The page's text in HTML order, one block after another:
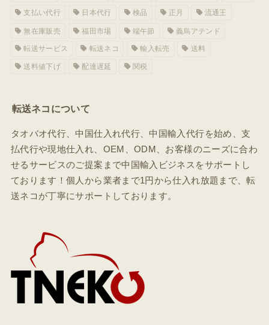
支払い代行 日本代行 検品 正月 流通王
無在庫販売 福田市場 端午節 義烏アテンド
転送サービス 転送ネコ 輸入転売 送料
送料値下げ 配達遅延 関税
転送ネコについて
タオバオ代行、中国仕入れ代行、中国輸入代行を始め、支
払代行や現地仕入れ、OEM、ODM、お客様のニーズに合わ
せるサービスのご提案まで中国輸入ビジネスをサポートし
ております！個人から業者まで1円から仕入れ放題まで、転
送ネコが丁寧にサポートしております。